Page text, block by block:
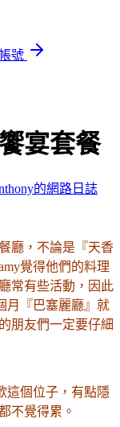
號
宴套餐
的網路日誌
廳，不論是『天香
覺得他們的料理
常有些活動，因此
月『巴塞麗廳』就
朋友們一定要仔細
這個位子，有點隱
不覺得累。